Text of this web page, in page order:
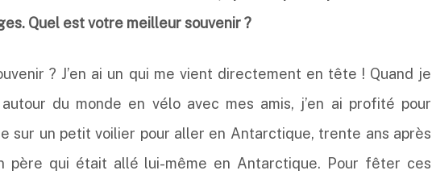
Quel est votre meilleur souvenir ?
? J’en ai un qui me vient directement en tête ! Quand je
du monde en vélo avec mes amis, j’en ai profité pour
sur un petit voilier pour aller en Antarctique, trente ans après
père qui était allé lui-même en Antarctique. Pour fêter ces